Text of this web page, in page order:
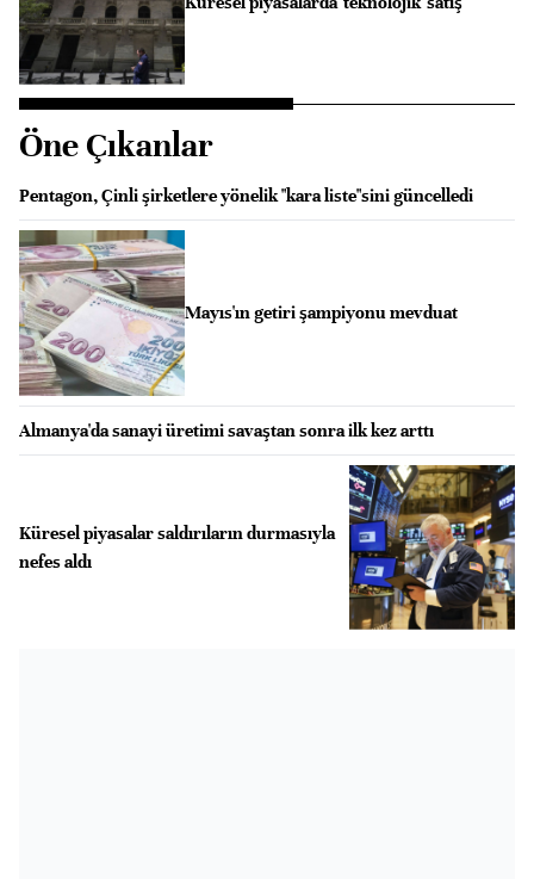
Öne Çıkanlar
Pentagon, Çinli şirketlere yönelik "kara liste"sini güncelledi
Mayıs'ın getiri şampiyonu mevduat
Almanya'da sanayi üretimi savaştan sonra ilk kez arttı
Küresel piyasalar saldırıların durmasıyla
nefes aldı